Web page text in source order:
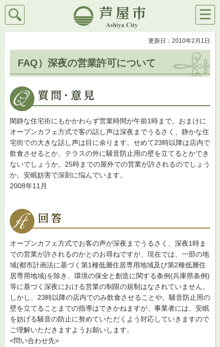
芦屋市
検索
メニ
ュー
更新日：2010年2月1日
FAQ）深夜の営業許可について
閑静な住宅街にもかかわらず営業時間が午前1時まで。おまけに
オープンカフェ方式で客の話し声は深夜までうるさく、静かな住
宅街での大きな話し声は目に余ります。せめて23時以降は店内で
飲食させるとか、テラスの外に騒音防止用の壁を立てるとかでき
ないでしょうか。25時までの屋外での営業が許されるのでしょう
か。安眠妨害で深刻に悩んでいます。
2008年11月
オープンカフェ方式でお客の声が深夜までうるさく、深夜1時ま
での営業が許されるのかとのお尋ねですが、現在では、一部の地
域(都市計画法に基づく第1種低層住居専用地域及び第2種低層住
居専用地域)を除き、環境の保全と創造に関する条例(兵庫県条例)
等に基づく深夜における営業の制限の規制はなされていません。
しかし、23時以降の店内でのみ飲食させることや、騒音防止用の
壁を立てることまでの指導はできかねますが、事業者には、安眠
を妨げる騒音の防止に努めていただくよう対応していきますので
ご理解いただきますようお願いします。
<問い合わせ先>